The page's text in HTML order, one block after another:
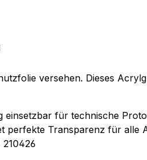
versehen. Dieses
für technische
perfekte Transparenz für alle